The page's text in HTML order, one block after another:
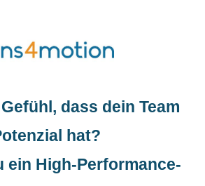
dass dein Team
hat?
ein High-Performance-